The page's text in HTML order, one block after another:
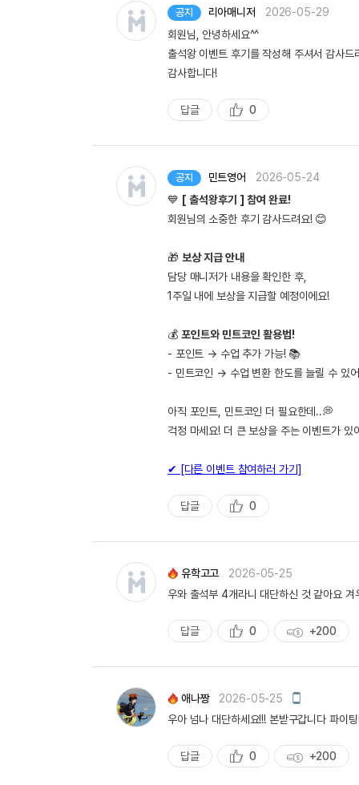
공지 리아매니저
2026-05-29
회원님, 안녕하세요^^
출석왕 이벤트 후기를 작성해 주셔서 감사
감사합니다!
답글
추
천
0
공지 민트영어
2026-05-24
💙 [ 출석왕후기 ] 참여 완료!
회원님의 소중한 후기 감사드려요! 😊
🎁 보상 지급 안내
담당 매니저가 내용을 확인한 후,
1주일 내에 보상을 지급할 예정이에요!
💰 포인트와 민트코인 활용법!
- 포인트 → 수업 추가 가능! 📚
- 민트코인 → 수업 변환 한도를 늘릴 수 있
아직 포인트, 민트코인 더 필요한데..💭
걱정 마세요! 더 큰 보상을 주는 이벤트가 있
✔ [다른 이벤트 참여하러 가기]
답글
추
천
0
유학고고
2026-05-25
우와 출석부 4개라니 대단하신 것 같아요
답글
추
천
0
획
득
+200
애나짱 2026-05-25
모
일
성
우아 넘나 대단하세요!!! 본받구갑니다 파이팅
답글
추
0
획
+200